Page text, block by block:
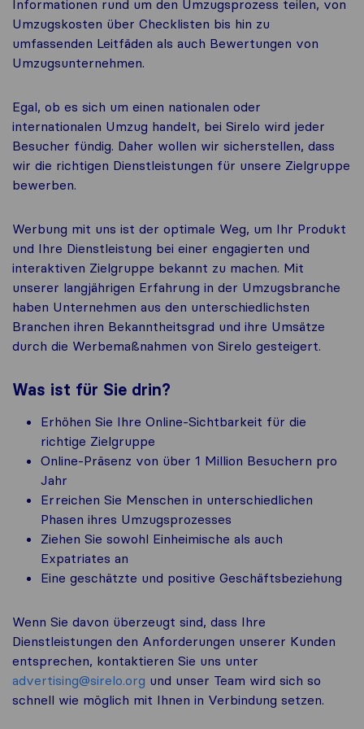
Informationen rund um den Umzugsprozess teilen, von
Umzugskosten über Checklisten bis hin zu
umfassenden Leitfäden als auch Bewertungen von
Umzugsunternehmen.
Egal, ob es sich um einen nationalen oder
internationalen Umzug handelt, bei Sirelo wird jeder
Besucher fündig. Daher wollen wir sicherstellen, dass
wir die richtigen Dienstleistungen für unsere Zielgruppe
bewerben.
Werbung mit uns ist der optimale Weg, um Ihr Produkt
und Ihre Dienstleistung bei einer engagierten und
interaktiven Zielgruppe bekannt zu machen. Mit
unserer langjährigen Erfahrung in der Umzugsbranche
haben Unternehmen aus den unterschiedlichsten
Branchen ihren Bekanntheitsgrad und ihre Umsätze
durch die Werbemaßnahmen von Sirelo gesteigert.
Was ist für Sie drin?
Erhöhen Sie Ihre Online-Sichtbarkeit für die
richtige Zielgruppe
Online-Präsenz von über 1 Million Besuchern pro
Jahr
Erreichen Sie Menschen in unterschiedlichen
Phasen ihres Umzugsprozesses
Ziehen Sie sowohl Einheimische als auch
Expatriates an
Eine geschätzte und positive Geschäftsbeziehung
Wenn Sie davon überzeugt sind, dass Ihre
Dienstleistungen den Anforderungen unserer Kunden
entsprechen, kontaktieren Sie uns unter
advertising@sirelo.org und unser Team wird sich so
schnell wie möglich mit Ihnen in Verbindung setzen.